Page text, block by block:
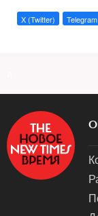
X (Twitter) Telegram